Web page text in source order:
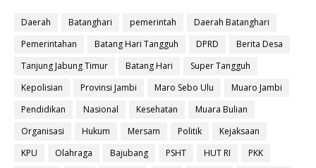
Daerah Batanghari pemerintah
Daerah Batanghari
Pemerintahan
Batang Hari Tangguh DPRD
Berita Desa
Tanjung Jabung Timur
Batang Hari
Super Tangguh
Kepolisian
Provinsi Jambi Maro Sebo Ulu
Muaro Jambi
Pendidikan
Nasional Kesehatan
Muara Bulian
Organisasi
Hukum Mersam Politik
Kejaksaan
KPU
Olahraga Bajubang PSHT HUT RI
PKK